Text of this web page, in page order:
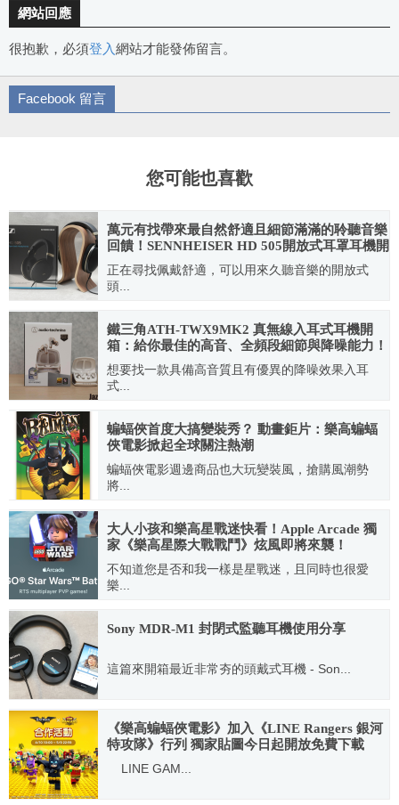
網站回應
很抱歉，必須登入網站才能發佈留言。
Facebook 留言
您可能也喜歡
萬元有找帶來最自然舒適且細節滿滿的聆聽音樂
回饋！SENNHEISER HD 505開放式耳罩耳機開
箱分享
正在尋找佩戴舒適，可以用來久聽音樂的開放式
頭...
2025.05.12
鐵三角ATH-TWX9MK2 真無線入耳式耳機開
箱：給你最佳的高音、全頻段細節與降噪能力！
想要找一款具備高音質且有優異的降噪效果入耳
式...
2025.09.15
蝙蝠俠首度大搞變裝秀？ 動畫鉅片：樂高蝙蝠
俠電影掀起全球關注熱潮
蝙蝠俠電影週邊商品也大玩變裝風，搶購風潮勢
將...
2017.02.04
大人小孩和樂高星戰迷快看！Apple Arcade 獨
家《樂高星際大戰戰鬥》炫風即將來襲！
不知道您是否和我一樣是星戰迷，且同時也很愛
樂...
2021.09.09
Sony MDR-M1 封閉式監聽耳機使用分享
這篇來開箱最近非常夯的頭戴式耳機 - Son...
2024.11.17
《樂高蝙蝠俠電影》加入《LINE Rangers 銀河
特攻隊》行列 獨家貼圖今日起開放免費下載
LINE GAM...